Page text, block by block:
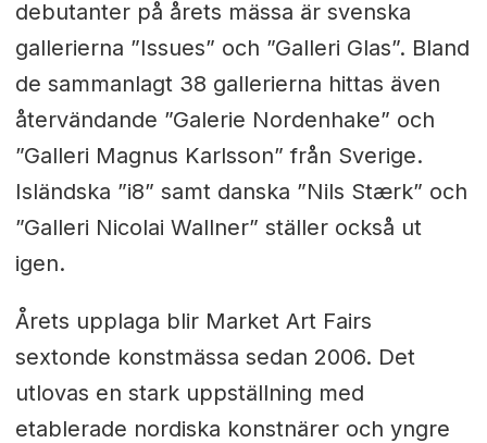
debutanter på årets mässa är svenska
gallerierna ”Issues” och ”Galleri Glas”. Bland
de sammanlagt 38 gallerierna hittas även
återvändande ”Galerie Nordenhake” och
”Galleri Magnus Karlsson” från Sverige.
Isländska ”i8” samt danska ”Nils Stærk” och
”Galleri Nicolai Wallner” ställer också ut
igen.
Årets upplaga blir Market Art Fairs
sextonde konstmässa sedan 2006. Det
utlovas en stark uppställning med
etablerade nordiska konstnärer och yngre